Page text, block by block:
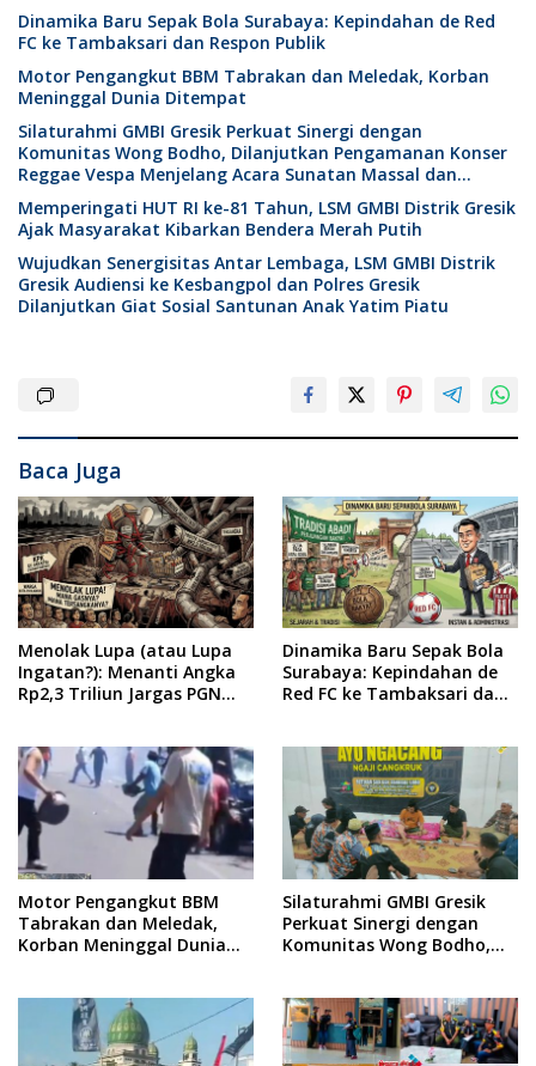
Dinamika Baru Sepak Bola Surabaya: Kepindahan de Red
FC ke Tambaksari dan Respon Publik
Motor Pengangkut BBM Tabrakan dan Meledak, Korban
Meninggal Dunia Ditempat
Silaturahmi GMBI Gresik Perkuat Sinergi dengan
Komunitas Wong Bodho, Dilanjutkan Pengamanan Konser
Reggae Vespa Menjelang Acara Sunatan Massal dan
Memperingati HUT RI ke-81 Tahun, LSM GMBI Distrik Gresik
Ajak Masyarakat Kibarkan Bendera Merah Putih
Wujudkan Senergisitas Antar Lembaga, LSM GMBI Distrik
Gresik Audiensi ke Kesbangpol dan Polres Gresik
Dilanjutkan Giat Sosial Santunan Anak Yatim Piatu
Baca Juga
Menolak Lupa (atau Lupa
Ingatan?): Menanti Angka
Rp2,3 Triliun Jargas PGN
Dinamika Baru Sepak Bola
Surabaya: Kepindahan de
Red FC ke Tambaksari dan
Motor Pengangkut BBM
Tabrakan dan Meledak,
Korban Meninggal Dunia
Silaturahmi GMBI Gresik
Perkuat Sinergi dengan
Komunitas Wong Bodho,
Menjelang Acara Sunatan
Massal dan Santunan Anak
Yatim